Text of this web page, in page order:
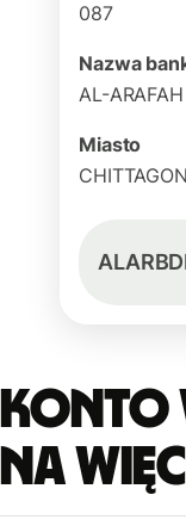
087
Nazwa
AL-
Miasto
Konto
na